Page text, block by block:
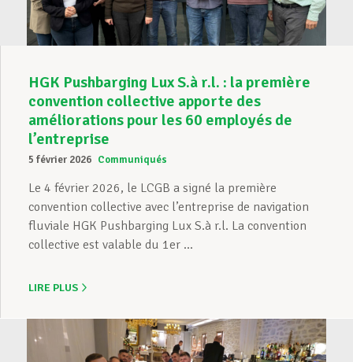
HGK Pushbarging Lux S.à r.l. : la première
convention collective apporte des
améliorations pour les 60 employés de
l’entreprise
5 février 2026 Communiqués
Le 4 février 2026, le LCGB a signé la première
convention collective avec l’entreprise de navigation
fluviale HGK Pushbarging Lux S.à r.l. La convention
collective est valable du 1er ...
LIRE PLUS